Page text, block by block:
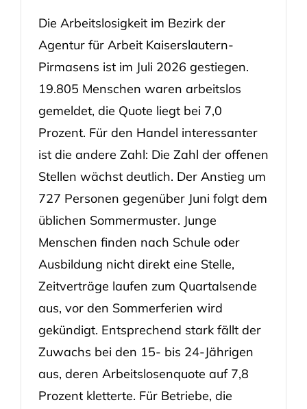
Die Arbeitslosigkeit im Bezirk der
Agentur für Arbeit Kaiserslautern-
Pirmasens ist im Juli 2026 gestiegen.
19.805 Menschen waren arbeitslos
gemeldet, die Quote liegt bei 7,0
Prozent. Für den Handel interessanter
ist die andere Zahl: Die Zahl der offenen
Stellen wächst deutlich. Der Anstieg um
727 Personen gegenüber Juni folgt dem
üblichen Sommermuster. Junge
Menschen finden nach Schule oder
Ausbildung nicht direkt eine Stelle,
Zeitverträge laufen zum Quartalsende
aus, vor den Sommerferien wird
gekündigt. Entsprechend stark fällt der
Zuwachs bei den 15- bis 24-Jährigen
aus, deren Arbeitslosenquote auf 7,8
Prozent kletterte. Für Betriebe, die